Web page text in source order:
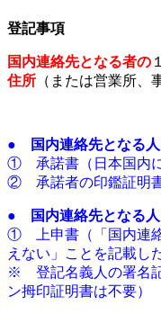
登記事項
国内連絡先となる者の
住所 （または営業所、
●
国内連絡先となる
① 承諾書（日本国内に
② 承諾者の印鑑証明
●
国内連絡先となる
① 上申書（「国内連絡
えない」ことを記載し
※ 登記名義人の署名
ン拇印証明書は不要）